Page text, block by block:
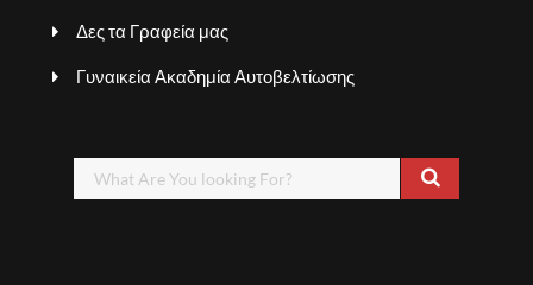
Δες τα Γραφεία μας
Γυναικεία Ακαδημία Αυτοβελτίωσης